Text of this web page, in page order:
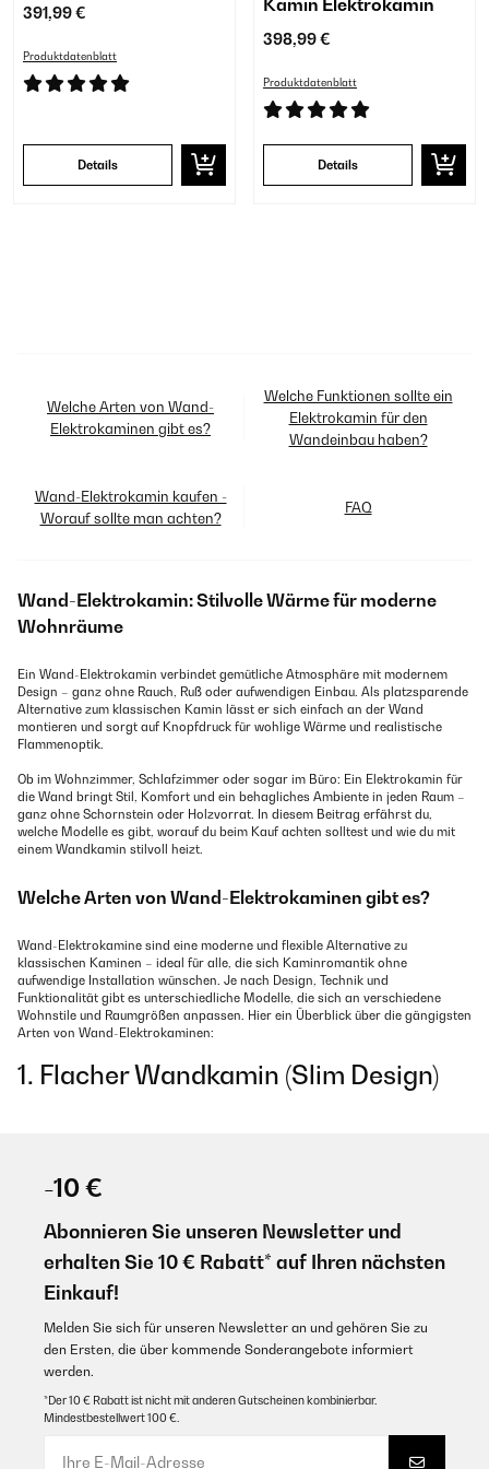
391,99 €
Produktdatenblatt
Details
Kamin Elektrokamin
398,99 €
Produktdatenblatt
Details
Welche Arten von Wand-
Elektrokaminen gibt es?
Welche Funktionen sollte ein
Elektrokamin für den
Wandeinbau haben?
Wand-Elektrokamin kaufen -
Worauf sollte man achten?
FAQ
Wand-Elektrokamin: Stilvolle Wärme für moderne
Wohnräume
Ein Wand-Elektrokamin verbindet gemütliche Atmosphäre mit modernem
Design – ganz ohne Rauch, Ruß oder aufwendigen Einbau. Als platzsparende
Alternative zum klassischen Kamin lässt er sich einfach an der Wand
montieren und sorgt auf Knopfdruck für wohlige Wärme und realistische
Flammenoptik.
Ob im Wohnzimmer, Schlafzimmer oder sogar im Büro: Ein Elektrokamin für
die Wand bringt Stil, Komfort und ein behagliches Ambiente in jeden Raum –
ganz ohne Schornstein oder Holzvorrat. In diesem Beitrag erfährst du,
welche Modelle es gibt, worauf du beim Kauf achten solltest und wie du mit
einem Wandkamin stilvoll heizt.
Welche Arten von Wand-Elektrokaminen gibt es?
Wand-Elektrokamine sind eine moderne und flexible Alternative zu
klassischen Kaminen – ideal für alle, die sich Kaminromantik ohne
aufwendige Installation wünschen. Je nach Design, Technik und
Funktionalität gibt es unterschiedliche Modelle, die sich an verschiedene
Wohnstile und Raumgrößen anpassen. Hier ein Überblick über die gängigsten
Arten von Wand-Elektrokaminen:
1. Flacher Wandkamin (Slim Design)
2. Wandkamine mit Heizfunktion
Viele Elektrokamine verfügen zusätzlich zur Flammenanimation über eine
integrierte Heizleistung, meist mit 1.000 bis 2.000 Watt. Sie sorgen für
angenehme Wärme und lassen sich oft per Fernbedienung oder Thermostat
steuern – ideal als Zusatzheizung im Winter.
Für besonders realistische Kaminatmosphäre bieten manche Geräte eine 3D-
Flammenoptik mit Tiefe und Bewegung. Diese Effekte werden durch spezielle
anpassen.
4. LED-Wandkamine mit Farbwechsel
-10 €
Abonnieren Sie unseren Newsletter und
erhalten Sie 10 € Rabatt* auf Ihren nächsten
Einkauf!
Melden Sie sich für unseren Newsletter an und gehören Sie zu
den Ersten, die über kommende Sonderangebote informiert
werden.
*Der 10 € Rabatt ist nicht mit anderen Gutscheinen kombinierbar.
Mindestbestellwert 100 €.